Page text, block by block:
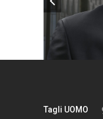
Tagli UOMO